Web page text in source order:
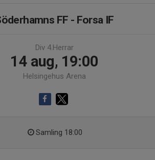
FF - Forsa IF
Div 4.Herrar
14 aug, 19:00
Helsingehus Arena
Samling 18:00